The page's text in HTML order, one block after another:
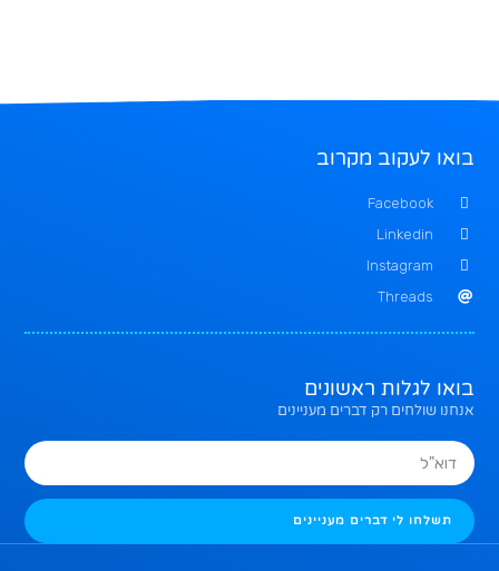
בואו לעקוב מקרוב
Facebook
Linkedin
Instagram
Threads
בואו לגלות ראשונים
אנחנו שולחים רק דברים מעניינים
תשלחו לי דברים מעניינים